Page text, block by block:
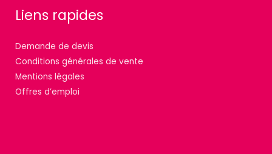
Liens rapides
Demande de devis
Conditions générales de vente
Mentions légales
Offres d’emploi